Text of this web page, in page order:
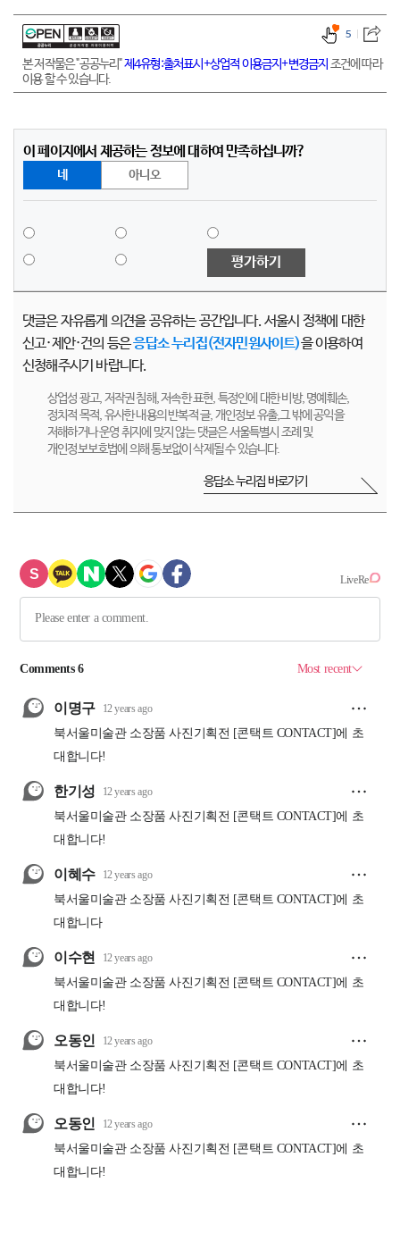
본 저작물은 "공공누리"제4유형:출처표시+상업적 이용금지+변경금지 조건에 따라
이용 할 수 있습니다.
5
이 페이지에서 제공하는 정보에 대하여 만족하십니까?
네 아니오
평가하기
댓글은 자유롭게 의견을 공유하는 공간입니다. 서울시 정책에 대한
신고·제안·건의 등은응답소 누리집(전자민원사이트)을 이용하여
신청해주시기 바랍니다.
상업성 광고, 저작권 침해, 저속한 표현, 특정인에 대한 비방, 명예훼손,
정치적 목적, 유사한 내용의 반복적 글, 개인정보 유출,그 밖에 공익을
저해하거나 운영 취지에 맞지 않는 댓글은 서울특별시 조례 및
개인정보보호법에 의해 통보없이 삭제될 수 있습니다.
응답소 누리집 바로가기